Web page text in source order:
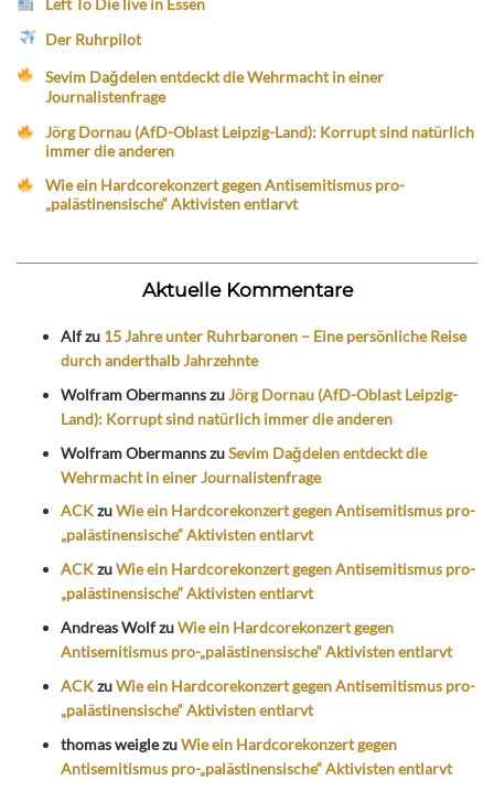
Left To Die live in Essen
Der Ruhrpilot
Sevim Dağdelen entdeckt die Wehrmacht in einer
Journalistenfrage
Jörg Dornau (AfD-Oblast Leipzig-Land): Korrupt sind natürlich
immer die anderen
Wie ein Hardcorekonzert gegen Antisemitismus pro-
„palästinensische“ Aktivisten entlarvt
Aktuelle Kommentare
Alfzu 15 Jahre unter Ruhrbaronen – Eine persönliche Reise
durch anderthalb Jahrzehnte
Wolfram ObermannszuJörg Dornau (AfD-Oblast Leipzig-
Land): Korrupt sind natürlich immer die anderen
Wolfram ObermannszuSevim Dağdelen entdeckt die
Wehrmacht in einer Journalistenfrage
ACKzuWie ein Hardcorekonzert gegen Antisemitismus pro-
„palästinensische“ Aktivisten entlarvt
ACKzuWie ein Hardcorekonzert gegen Antisemitismus pro-
„palästinensische“ Aktivisten entlarvt
Andreas WolfzuWie ein Hardcorekonzert gegen
Antisemitismus pro-„palästinensische“ Aktivisten entlarvt
ACKzuWie ein Hardcorekonzert gegen Antisemitismus pro-
„palästinensische“ Aktivisten entlarvt
thomas weiglezuWie ein Hardcorekonzert gegen
Antisemitismus pro-„palästinensische“ Aktivisten entlarvt